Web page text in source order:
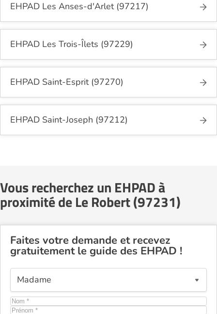
EHPAD Les Anses-d'Arlet (97217)
EHPAD Les Trois-Îlets (97229)
EHPAD Saint-Esprit (97270)
EHPAD Saint-Joseph (97212)
Vous recherchez un EHPAD à
proximité de Le Robert (97231)
Faites votre demande et recevez
gratuitement le guide des EHPAD !